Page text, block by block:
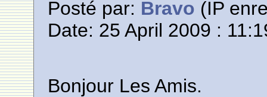
Posté par: Bravo (IP
Date: 25 April 2009 :
Bonjour Les Amis.